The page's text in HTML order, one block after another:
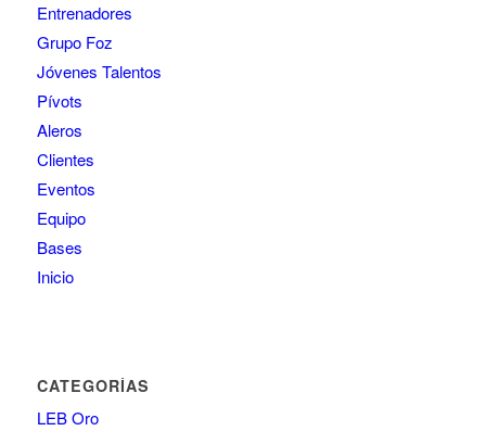
Entrenadores
Grupo Foz
Jóvenes Talentos
Pívots
Aleros
Clientes
Eventos
Equipo
Bases
Inicio
CATEGORÍAS
LEB Oro